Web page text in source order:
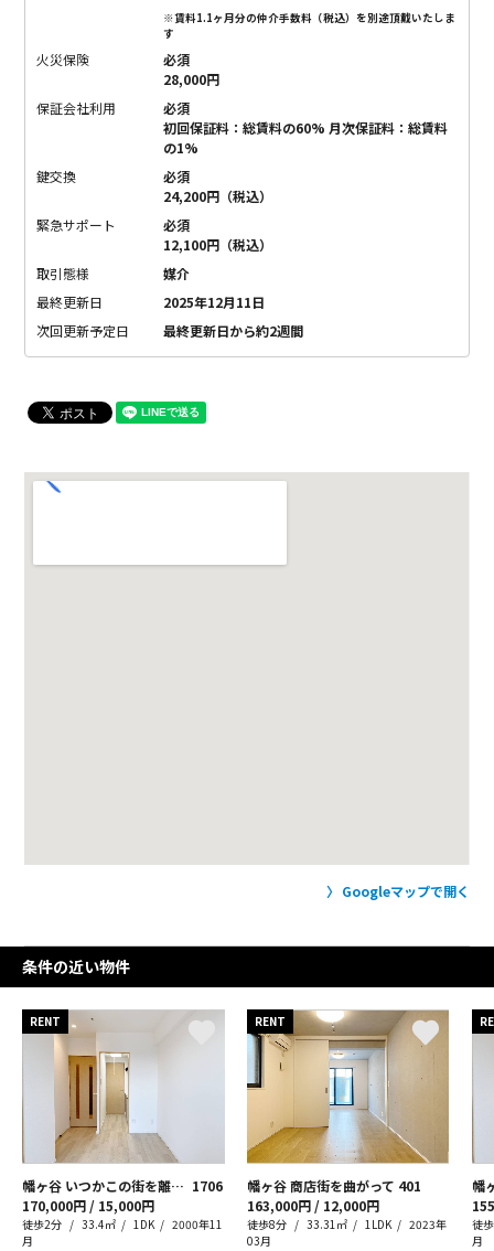
※賃料1.1ヶ月分の仲介手数料（税込）を別途頂戴いたしま
す
火災保険
必須
28,000円
保証会社利用
必須
初回保証料：総賃料の60% 月次保証料：総賃料
の1%
鍵交換
必須
24,200円（税込）
緊急サポート
必須
12,100円（税込）
取引態様
媒介
最終更新日
2025年12月11日
次回更新予定日
最終更新日から約2週間
Googleマップで開く
条件の近い物件
RENT
幡ヶ谷 いつかこの街を離れても 1706
170,000円 / 15,000円
徒歩2分 33.4㎡ 1DK
2000年11
月
RENT
幡ヶ谷 商店街を曲がって 401
163,000円 / 12,000円
徒歩8分 33.31㎡ 1LDK
2023年
03月
徒
月